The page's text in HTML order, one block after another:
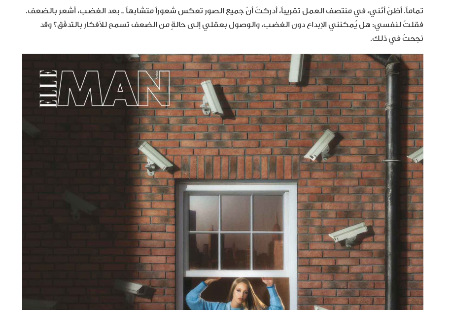
تماماً. أظنّ أنّني، في منتصف العمل تقريباً، أدركتُ أنّ جميع الصور تعكس شعوراً متشابهاً ـ بعد الغضب، أشعر بالضعف.
فقلتُ لنفسي: هل يُمكنني الإبداع دون الغضب، والوصول بعقلي إلى حالةٍ من الضعف تسمح للأفكار بالتدفّق؟ وقد
نجحتُ في ذلك.